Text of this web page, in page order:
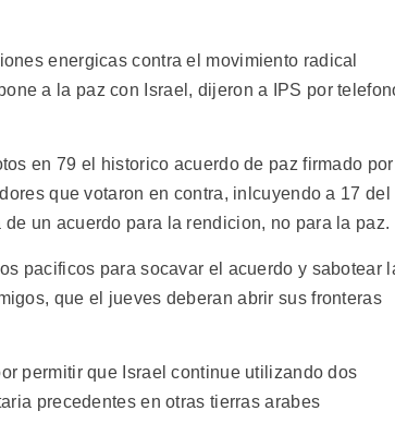
energicas contra el movimiento radical
a la paz con Israel, dijeron a IPS por
en 79 el historico acuerdo de paz firmado por
que votaron en contra, inlcuyendo a 17 del
un acuerdo para la rendicion, no para la paz.
pacificos para socavar el acuerdo y sabotear
que el jueves deberan abrir sus fronteras
permitir que Israel continue utilizando dos
precedentes en otras tierras arabes